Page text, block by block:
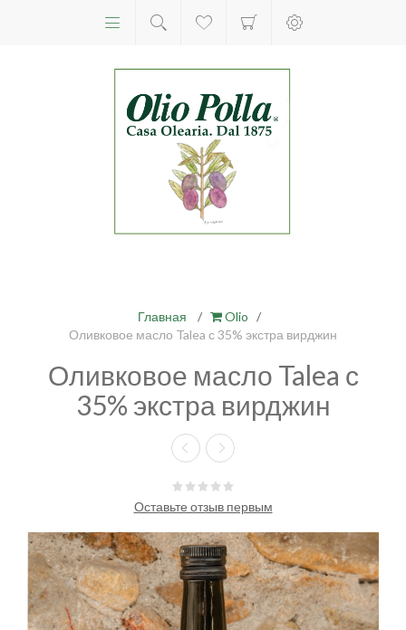
Главная / Olio /
Оливковое масло Talea с 35% экстра вирджин
Оливковое масло Talea с
35% экстра вирджин
Оставьте отзыв первым